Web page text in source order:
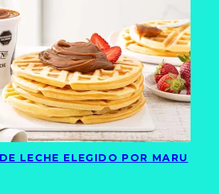
LECHE ELEGIDO POR MARU